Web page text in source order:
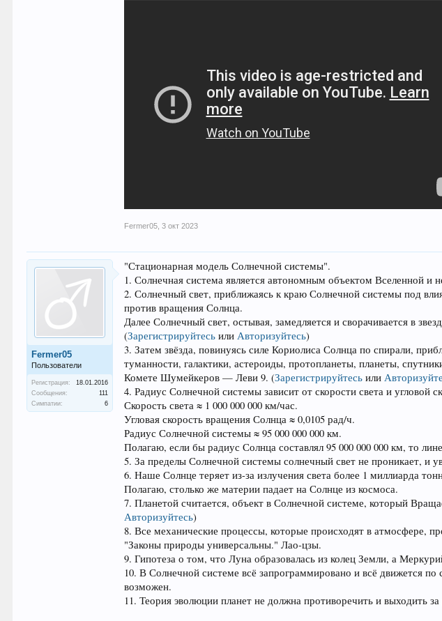
Fermer05 3 окт 2023
Fermer05
Пользователи
Регистрация:
18.01.2016
Сообщения:
111
Симпатии:
6
"Стационарная модель Солнечной системы".
1. Солнечная система является автономным объектом Вселенной и
2. Солнечный свет, приближаясь к краю Солнечной системы под
против вращения Солнца.
Далее Солнечный свет, остывая, замедляется и сворачивается в
(Зарегистрируйтесь илиАвторизуйтесь)
3. Затем звёзда, повинуясь силе Кориолиса Солнца по спирали,
туманности, галактики, астероиды, протопланеты, планеты,
Комете Шумейкеров — Леви 9.(Зарегистрируйтесь или
4. Радиус Солнечной системы зависит от скорости света и угловой
Скорость света ≈ 1 000 000 000 км/час.
Угловая скорость вращения Солнца ≈ 0,0105 рад/ч.
Радиус Солнечной системы ≈ 95 000 000 000 км.
Полагаю, если бы радиус Солнца составлял 95 000 000 000 км, то
5. За пределы Солнечной системы солнечный свет не проникает, и
6. Наше Солнце теряет из-за излучения света более 1 миллиарда
Полагаю, столько же материи падает на Солнце из космоса.
7. Планетой считается, объект в Солнечной системе, который
Авторизуйтесь)
8. Все механические процессы, которые происходят в атмосфере,
"Законы природы универсальны." Лао-цзы.
9. Гипотеза о том, что Луна образовалась из колец Земли, а
10. В Солнечной системе всё запрограммировано и всё движется
возможен.
11. Теория эволюции планет не должна противоречить и выходить